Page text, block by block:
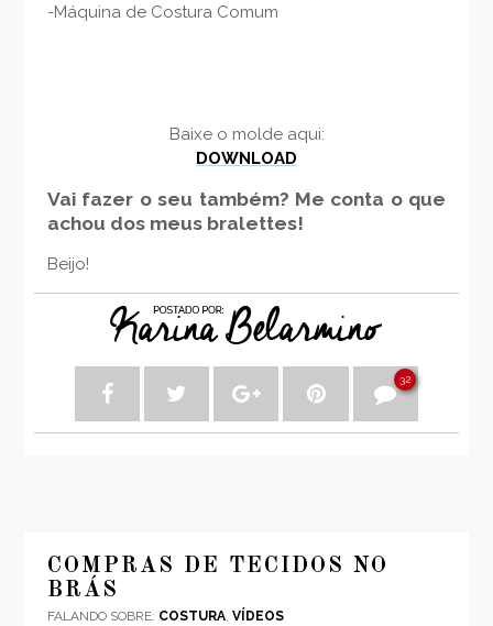
-Máquina de Costura Comum
Baixe o molde aqui:
DOWNLOAD
Vai fazer o seu também? Me conta o que
achou dos meus bralettes!
Beijo!
32
COMPRAS DE TECIDOS NO
BRÁS
FALANDO SOBRE: COSTURA, VÍDEOS